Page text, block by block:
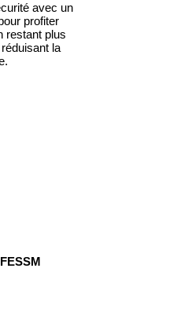
avec un
profiter
restant plus
la